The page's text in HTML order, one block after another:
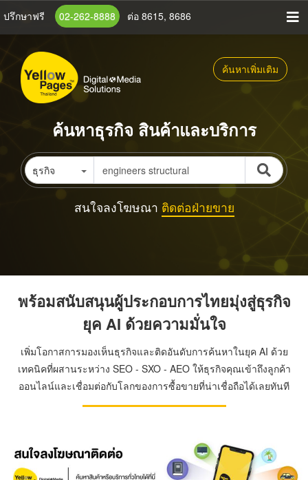
ข้าม
เนื้อหา
หลัก
ปรึกษาฟรี 02-262-8888 ต่อ 8615, 8686
ค้นหาเพิ่มเติม
ค้นหาธุรกิจ สินค้าและบริการ
ธุรกิจ
สนใจลงโฆษณา ติดต่อฝ่ายขาย
พร้อมสนับสนุนผู้ประกอบการไทยมุ่งสู่ธุรกิจ
ยุค AI ด้วยความมั่นใจ
เพิ่มโอกาสการมองเห็นธุรกิจและติดอันดับการค้นหาในยุค AI ด้วย
เทคนิคที่ผสานระหว่าง SEO - SXO - AEO ให้ธุรกิจคุณเข้าถึงลูกค้า
ออนไลน์และเชื่อมต่อกับโลกของการซื้อขายที่น่าเชื่อถือได้เลยทันที